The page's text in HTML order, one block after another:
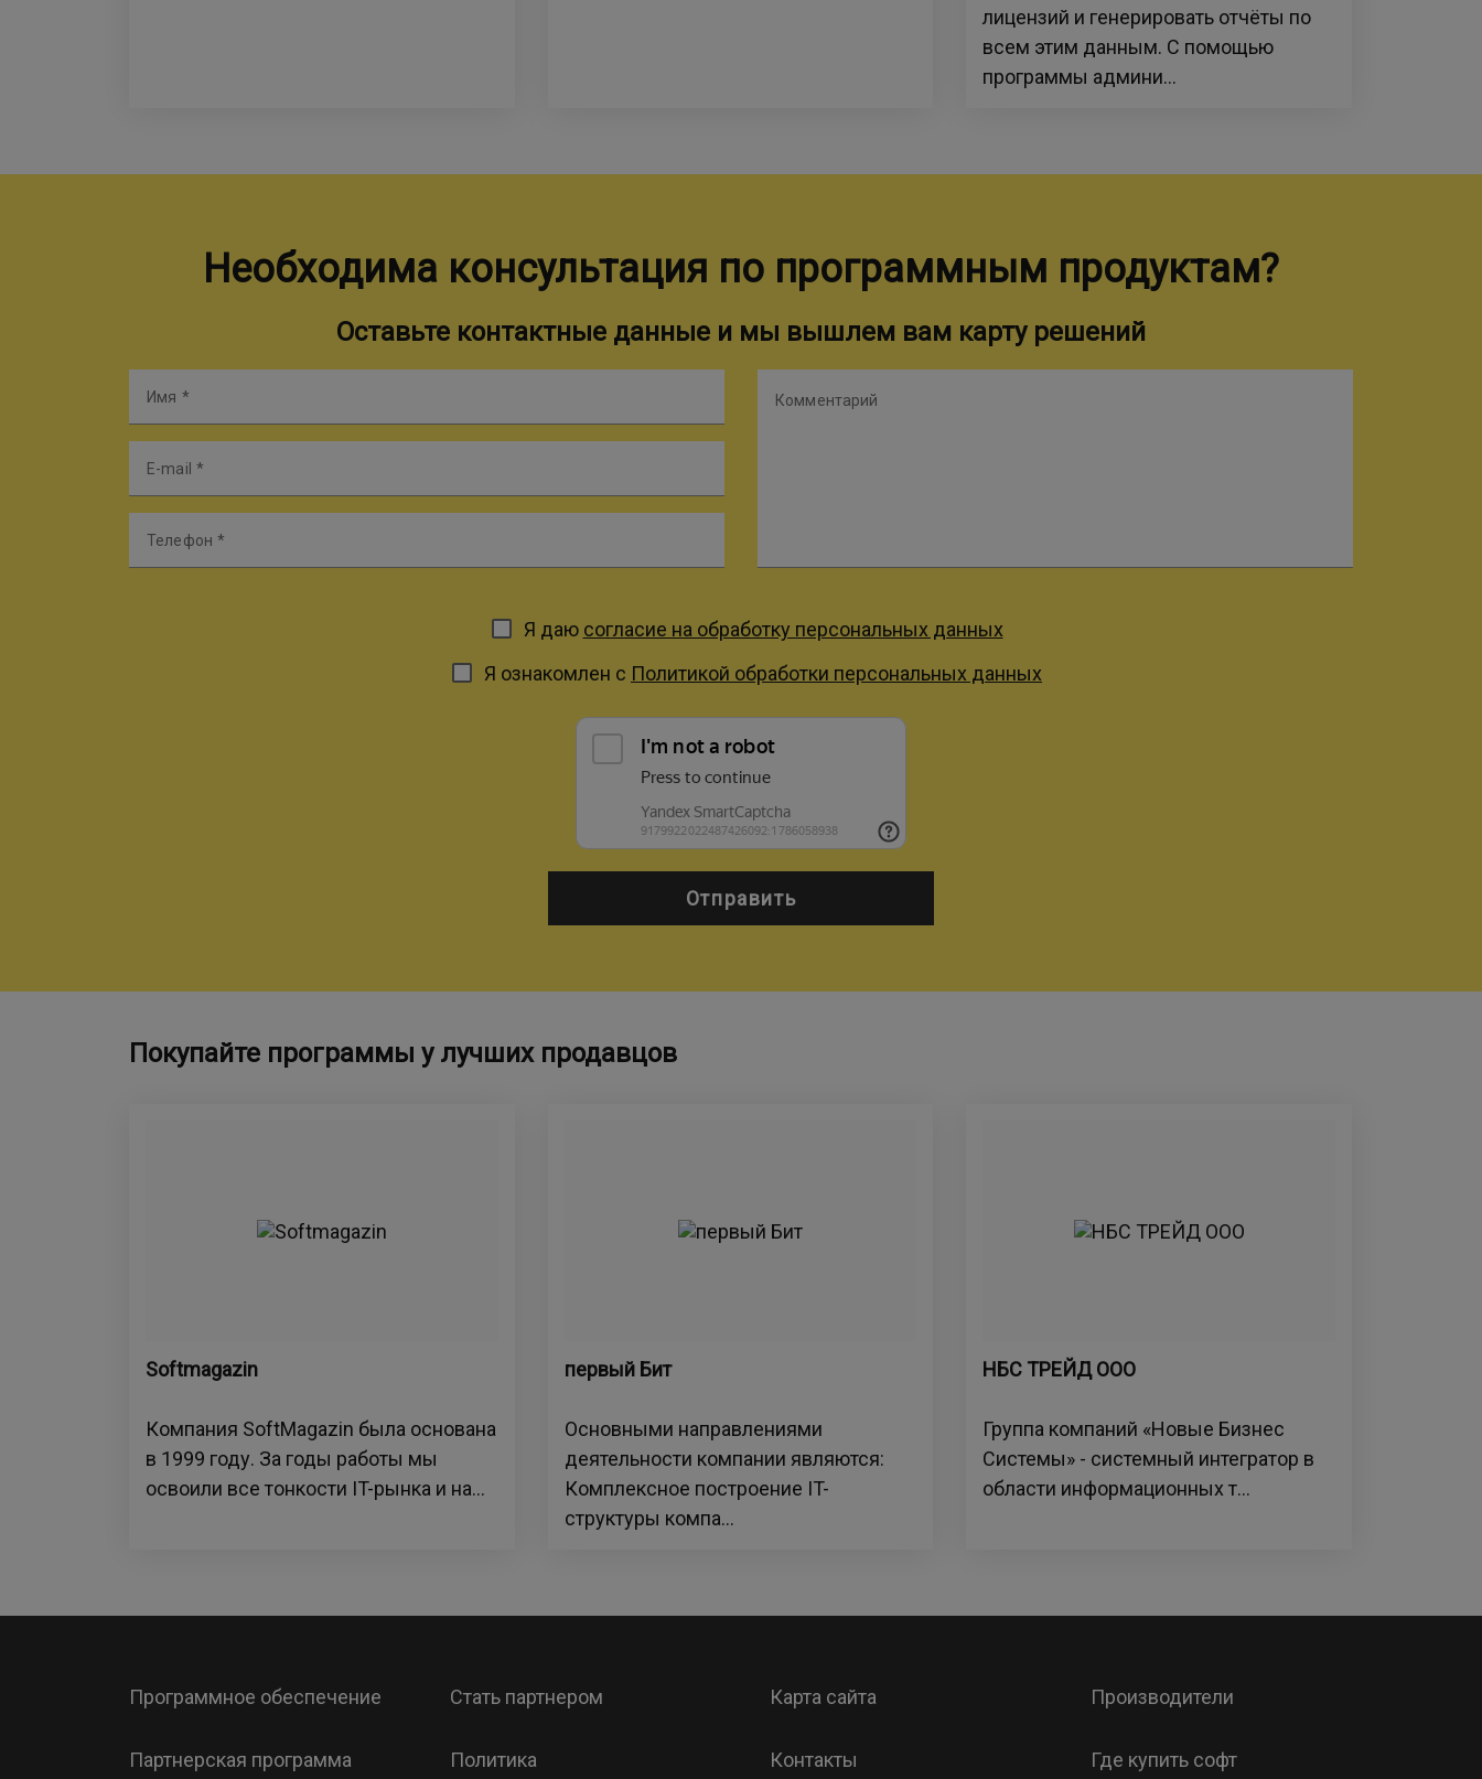
лицензий и генерировать отчёты по
всем этим данным. С помощью
программы админи...
Необходима консультация по программным продуктам?
Оставьте контактные данные и мы вышлем вам карту решений
Имя
E-mail
Телефон
Комментарий
Я даю согласие на обработку персональных данных
Я ознакомлен с Политикой обработки персональных данных
Отправить
Покупайте программы у лучших продавцов
Softmagazin
Компания SoftMagazin была основана
в 1999 году. За годы работы мы
освоили все тонкости IT-рынка и на...
первый Бит
Основными направлениями
деятельности компании являются:
Комплексное построение IT-
структуры компа...
НБС ТРЕЙД ООО
Группа компаний «Новые Бизнес
Системы» - системный интегратор в
области информационных т...
Программное обеспечение Стать партнером Карта сайта Производители
Партнерская программа
Политика
Контакты Где купить софт